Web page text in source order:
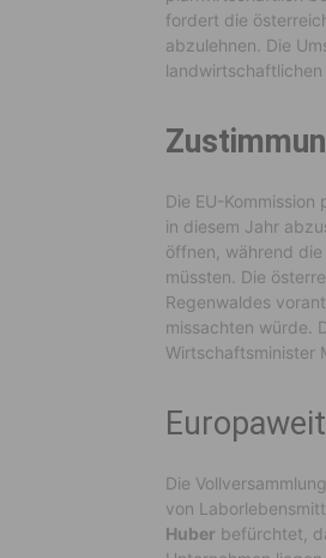
fordert die
abzulehnen. Die
Die EU-
in diesem Jahr
öffnen, während
müssten. Die
Regenwaldes
missachten würde.
Wirtschaftsminister
Die
von
Huber befürchtet,